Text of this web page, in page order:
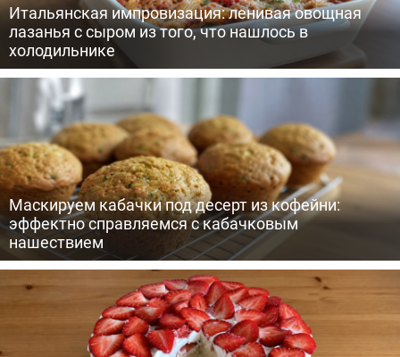
Итальянская импровизация: ленивая овощная
лазанья с сыром из того, что нашлось в
холодильнике
Маскируем кабачки под десерт из кофейни:
эффектно справляемся с кабачковым
нашествием